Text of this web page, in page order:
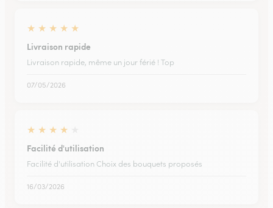
★ ★ ★ ★ ★
Livraison rapide
Livraison rapide, même un jour férié ! Top
07/05/2026
★ ★ ★ ★
Facilité d'utilisation
Facilité d'utilisation Choix des bouquets proposés
16/03/2026